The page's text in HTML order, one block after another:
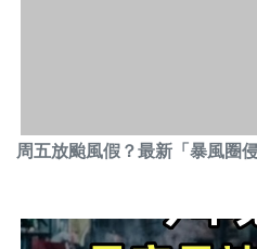
周五放颱風假？最新「暴風